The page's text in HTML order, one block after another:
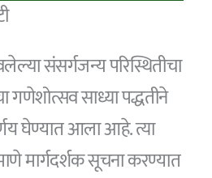
संसर्गजन्य परिस्थितीचा
गणेशोत्सव साध्या पद्धतीने
घेण्यात आला आहे. त्या
मार्गदर्शक सूचना करण्यात